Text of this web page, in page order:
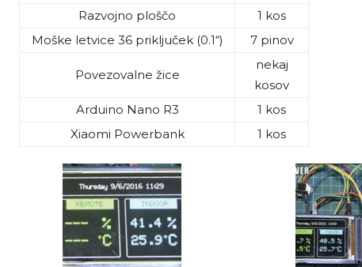
Razvojno ploščo
1 kos
Moške letvice 36 priključek (0.1“)
7 pinov
Povezovalne žice
nekaj
kosov
Arduino Nano R3
1 kos
Xiaomi Powerbank
1 kos